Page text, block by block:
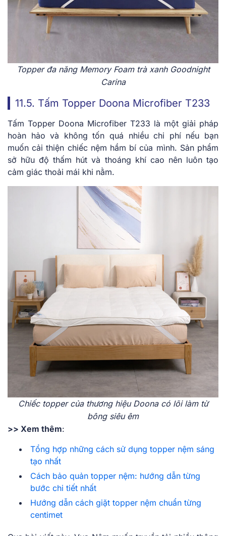
Topper đa năng Memory Foam trà xanh Goodnight
Carina
11.5. Tấm Topper Doona Microfiber T233
Tấm Topper Doona Microfiber T233 là một giải pháp
hoàn hảo và không tốn quá nhiều chi phí nếu bạn
muốn cải thiện chiếc nệm hầm bí của mình. Sản phẩm
sở hữu độ thấm hút và thoáng khí cao nên luôn tạo
cảm giác thoải mái khi nằm.
Chiếc topper của thương hiệu Doona có lõi làm từ
bông siêu êm
>> Xem thêm:
Tổng hợp những cách sử dụng topper nệm sáng
tạo nhất
Cách bảo quản topper nệm: hướng dẫn từng
bước chi tiết nhất
Hướng dẫn cách giặt topper nệm chuẩn từng
centimet